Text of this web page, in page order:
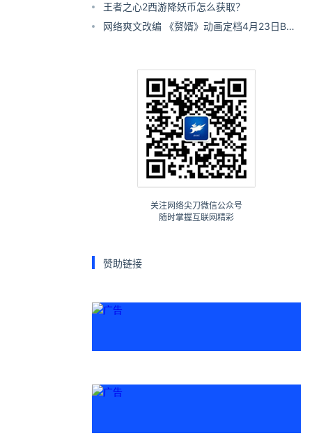
王者之心2西游降妖币怎么获取？
网络爽文改编 《赘婿》动画定档4月23日B站
关注网络尖刀微信公众号
随时掌握互联网精彩
赞助链接